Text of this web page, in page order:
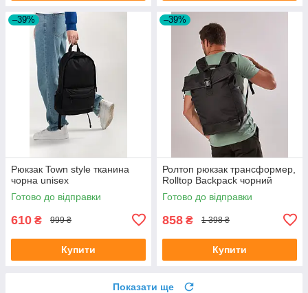
–39%
Рюкзак Town style тканина
чорна unisex
Готово до відправки
610 ₴ 999 ₴
Купити
–39%
Ролтоп рюкзак трансформер,
Rolltop Backpack чорний
Готово до відправки
858 ₴ 1 398 ₴
Купити
Показати ще